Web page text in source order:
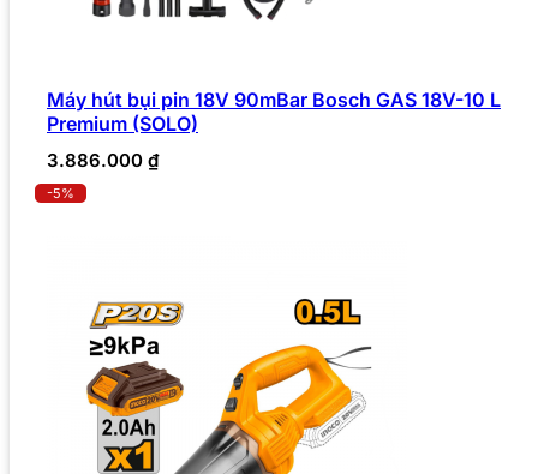
Máy hút bụi pin 18V 90mBar Bosch GAS 18V-10 L
Premium (SOLO)
3.886.000 ₫
-5%